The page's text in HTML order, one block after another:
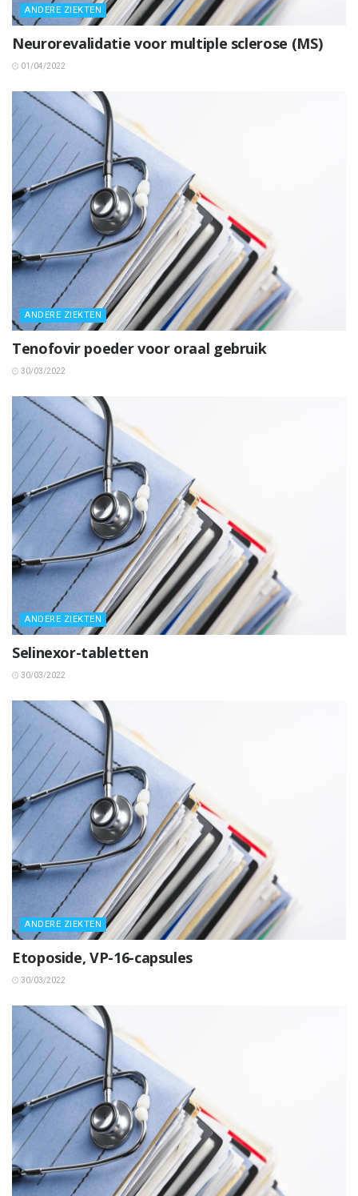
ANDERE ZIEKTEN
Neurorevalidatie voor multiple sclerose (MS)
01/04/2022
ANDERE ZIEKTEN
Tenofovir poeder voor oraal gebruik
30/03/2022
ANDERE ZIEKTEN
Selinexor-tabletten
30/03/2022
ANDERE ZIEKTEN
Etoposide, VP-16-capsules
30/03/2022